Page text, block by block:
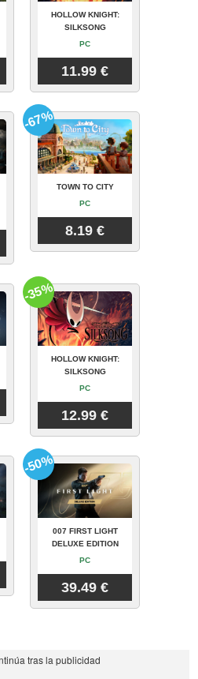
HOLLOW KNIGHT:
SILKSONG
PC
11.99 €
TOWN TO CITY
PC
8.19 €
-67%
HOLLOW KNIGHT:
SILKSONG
PC
12.99 €
-35%
007 FIRST LIGHT
DELUXE EDITION
PC
39.49 €
-50%